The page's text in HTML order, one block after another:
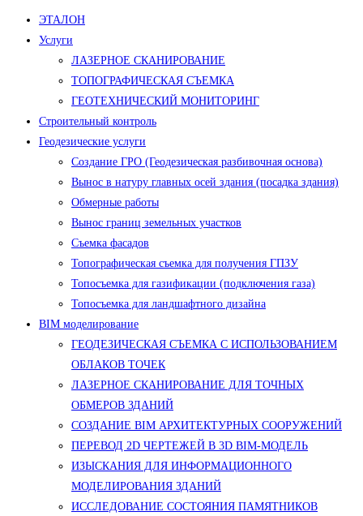
Меню
ЭТАЛОН
Услуги
ЛАЗЕРНОЕ СКАНИРОВАНИЕ
ТОПОГРАФИЧЕСКАЯ СЪЕМКА
ГЕОТЕХНИЧЕСКИЙ МОНИТОРИНГ
Строительный контроль
Геодезические услуги
Создание ГРО (Геодезическая разбивочная основа)
Вынос в натуру главных осей здания (посадка здания)
Обмерные работы
Вынос границ земельных участков
Съемка фасадов
Топографическая съемка для получения ГПЗУ
Топосъемка для газификации (подключения газа)
Топосъемка для ландшафтного дизайна
BIM моделирование
ГЕОДЕЗИЧЕСКАЯ СЪЕМКА С ИСПОЛЬЗОВАНИЕМ
ОБЛАКОВ ТОЧЕК
ЛАЗЕРНОЕ СКАНИРОВАНИЕ ДЛЯ ТОЧНЫХ
ОБМЕРОВ ЗДАНИЙ
СОЗДАНИЕ BIM АРХИТЕКТУРНЫХ СООРУЖЕНИЙ
ПЕРЕВОД 2D ЧЕРТЕЖЕЙ В 3D BIM-МОДЕЛЬ
ИЗЫСКАНИЯ ДЛЯ ИНФОРМАЦИОННОГО
МОДЕЛИРОВАНИЯ ЗДАНИЙ
ИССЛЕДОВАНИЕ СОСТОЯНИЯ ПАМЯТНИКОВ